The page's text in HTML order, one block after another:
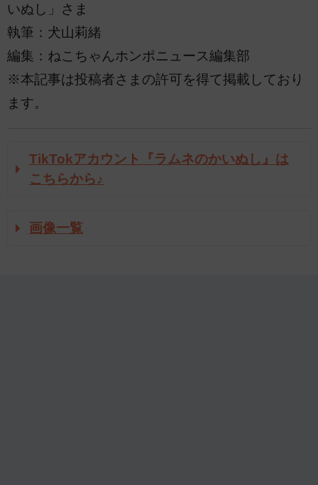
いぬし」さま
執筆：犬山莉緒
編集：ねこちゃんホンポニュース編集部
※本記事は投稿者さまの許可を得て掲載しており
ます。
TikTokアカウント『ラムネのかいぬし』は
こちらから♪
画像一覧